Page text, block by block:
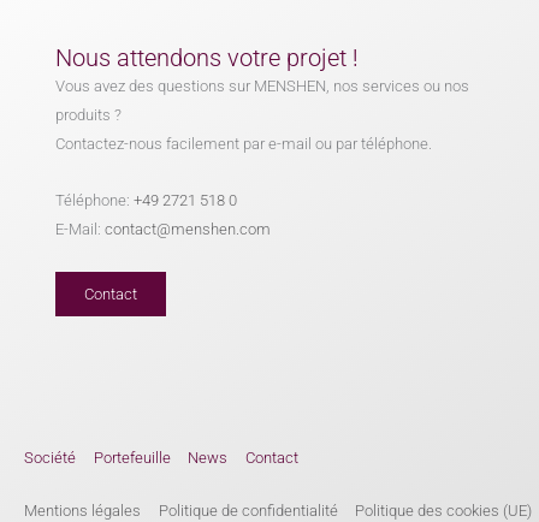
Nous attendons votre projet !
Vous avez des questions sur MENSHEN, nos services ou nos
produits ?
Contactez-nous facilement par e-mail ou par téléphone.
Téléphone:+49 2721 518 0
E-Mail:contact@menshen.com
Contact
Société Portefeuille News Contact
Mentions légales Politique de confidentialité Politique des cookies (UE)